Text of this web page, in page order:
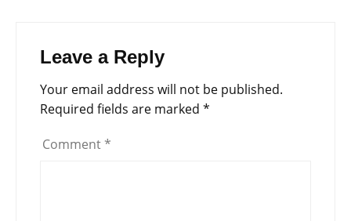
Leave a Reply
Your email address will not be published.
Required fields are marked *
Comment *